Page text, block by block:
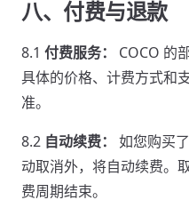
八、付费与退款
8.1 付费服务：
COCO 的
具体的价格、计费方式和
准。
8.2 自动续费：
如您购买
动取消外，将自动续费。
费周期结束。